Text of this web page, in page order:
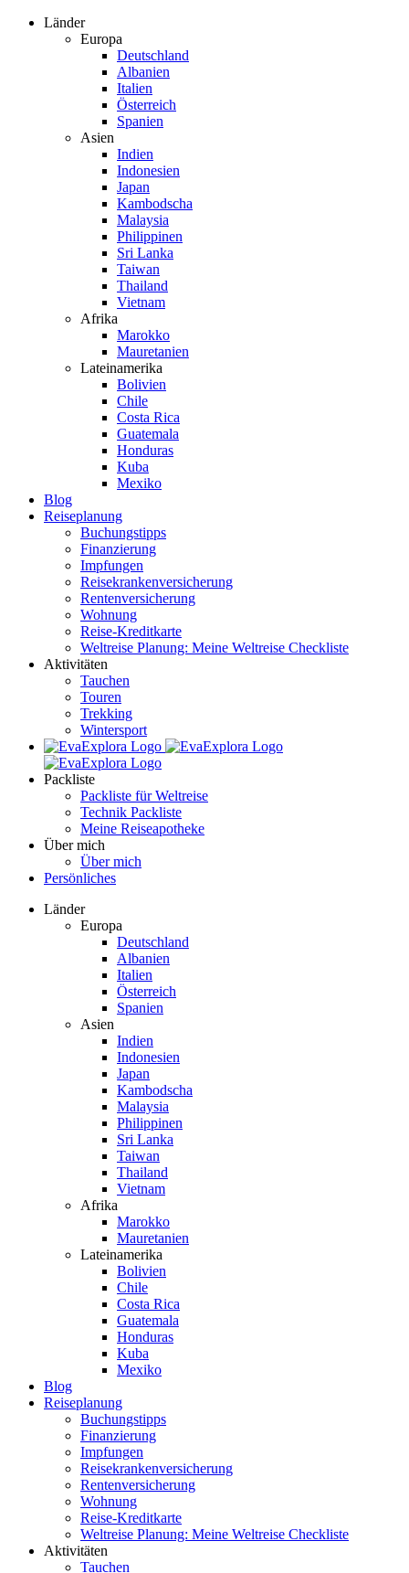
Zum
Länder
Europa
Deutschland
Albanien
Italien
Österreich
Spanien
Asien
Indien
Indonesien
Japan
Kambodscha
Malaysia
Philippinen
Sri Lanka
Taiwan
Thailand
Vietnam
Afrika
Marokko
Mauretanien
Lateinamerika
Bolivien
Chile
Costa Rica
Guatemala
Honduras
Kuba
Mexiko
Blog
Reiseplanung
Buchungstipps
Finanzierung
Impfungen
Reisekrankenversicherung
Rentenversicherung
Wohnung
Reise-Kreditkarte
Weltreise Planung: Meine Weltreise Checkliste
Aktivitäten
Tauchen
Touren
Trekking
Wintersport
Packliste
Packliste für Weltreise
Technik Packliste
Meine Reiseapotheke
Über mich
Über mich
Persönliches
Länder
Europa
Deutschland
Albanien
Italien
Österreich
Spanien
Asien
Indien
Indonesien
Japan
Kambodscha
Malaysia
Philippinen
Sri Lanka
Taiwan
Thailand
Vietnam
Afrika
Marokko
Mauretanien
Lateinamerika
Bolivien
Chile
Costa Rica
Guatemala
Honduras
Kuba
Mexiko
Blog
Reiseplanung
Buchungstipps
Finanzierung
Impfungen
Reisekrankenversicherung
Rentenversicherung
Wohnung
Reise-Kreditkarte
Weltreise Planung: Meine Weltreise Checkliste
Aktivitäten
Tauchen